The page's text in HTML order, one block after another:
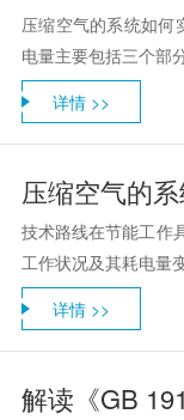
压缩空气的系统如何
电量主要包括三个部
详情 >>
压缩空气的
技术路线在节能工作
工作状况及其耗电量
详情 >>
解读《GB